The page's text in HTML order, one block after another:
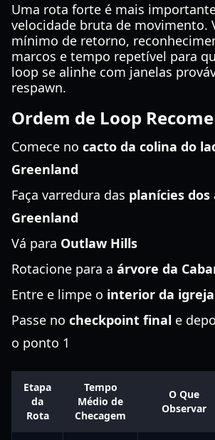
Uma rota forte é mais
velocidade bruta de movimento.
mínimo de retorno,
marcos e tempo repetível para
loop se alinhe com janelas
respawn.
Ordem de Loop
Comece no cacto da colina do
Greenland
Faça varredura das planícies
Greenland
Vá para Outlaw Hills
Rotacione para a árvore da
Entre e limpe o interior da igreja
Passe no checkpoint final e
o ponto 1
Etapa
da
Rota
Tempo
Médio de
Checagem
O Que
Observar